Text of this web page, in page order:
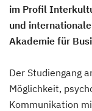
im Profil
und internationale
Akademie für
Der Studiengang
Möglichkeit,
Kommunikation